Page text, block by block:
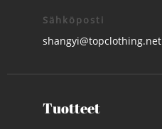
Sähköposti
shangyi@topclothing.net
Tuotteet